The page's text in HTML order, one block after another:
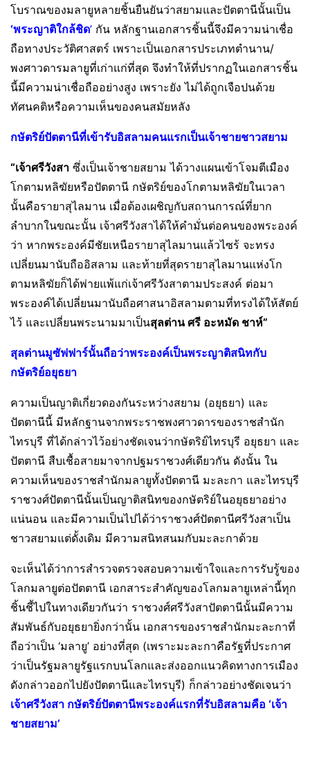
โบราณของมลายูหลายชิ้นยืนยันว่าสยามและปัตตานีนั้นเป็น
‘พระญาติใกล้ชิด’ กัน หลักฐานเอกสารชิ้นนี้จึงมีความน่าเชื่อ
ถือทางประวัติศาสตร์ เพราะเป็นเอกสารประเภทตำนาน/
พงศาวดารมลายูที่เก่าแก่ที่สุด จึงทำให้ที่ปรากฏในเอกสารชิ้น
นี้มีความน่าเชื่อถืออย่างสูง เพราะยัง ไม่ได้ถูกเจือปนด้วย
ทัศนคติหรือความเห็นของคนสมัยหลัง
กษัตริย์ปัตตานีที่เข้ารับอิสลามคนแรกเป็นเจ้าชายชาวสยาม
“เจ้าศรีวังสา ซึ่งเป็นเจ้าชายสยาม ได้วางแผนเข้าโจมตีเมือง
โกตามหลิฆัยหรือปัตตานี กษัตริย์ของโกตามหลิฆัยในเวลา
นั้นคือรายาสุไลมาน เมื่อต้องเผชิญกับสถานการณ์ที่ยาก
ลำบากในขณะนั้น เจ้าศรีวังสาได้ให้คำมั่นต่อคนของพระองค์
ว่า หากพระองค์มีชัยเหนือรายาสุไลมานแล้วไซร้ จะทรง
เปลี่ยนมานับถืออิสลาม และท้ายที่สุดรายาสุไลมานแห่งโก
ตามหลิฆัยก็ได้พ่ายแพ้แก่เจ้าศรีวังสาตามประสงค์ ต่อมา
พระองค์ได้เปลี่ยนมานับถือศาสนาอิสลามตามที่ทรงได้ให้สัตย์
ไว้ และเปลี่ยนพระนามมาเป็นสุลต่าน ศรี อะหมัด ชาห์”
สุลต่านมูซัฟฟาร์นั้นถือว่าพระองค์เป็นพระญาติสนิทกับ
กษัตริย์อยุธยา
ความเป็นญาติเกี่ยวดองกันระหว่างสยาม (อยุธยา) และ
ปัตตานีนี้ มีหลักฐานจากพระราชพงศาวดารของราชสำนัก
ไทรบุรี ที่ได้กล่าวไว้อย่างชัดเจนว่ากษัตริย์ไทรบุรี อยุธยา และ
ปัตตานี สืบเชื้อสายมาจากปฐมราชวงศ์เดียวกัน ดังนั้น ใน
ความเห็นของราชสำนักมลายูทั้งปัตตานี มะละกา และไทรบุรี
ราชวงศ์ปัตตานีนั้นเป็นญาติสนิทของกษัตริย์ในอยุธยาอย่าง
แน่นอน และมีความเป็นไปได้ว่าราชวงศ์ปัตตานีศรีวังสาเป็น
ชาวสยามแต่ดั้งเดิม มีความสนิทสนมกับมะละกาด้วย
จะเห็นได้ว่าการสำรวจตรวจสอบความเข้าใจและการรับรู้ของ
โลกมลายูต่อปัตตานี เอกสาระสำคัญของโลกมลายูเหล่านี้ทุก
ชิ้นชี้ไปในทางเดียวกันว่า ราชวงศ์ศรีวังสาปัตตานีนั้นมีความ
สัมพันธ์กับอยุธยายิ่งกว่านั้น เอกสารของราชสำนักมะละกาที่
ถือว่าเป็น ‘มลายู’ อย่างที่สุด (เพราะมะละกาคือรัฐที่ประกาศ
ว่าเป็นรัฐมลายูรัฐแรกบนโลกและส่งออกแนวคิดทางการเมือง
ดังกล่าวออกไปยังปัตตานีและไทรบุรี) ก็กล่าวอย่างชัดเจนว่า
เจ้าศรีวังสา กษัตริย์ปัตตานีพระองค์แรกที่รับอิสลามคือ ‘เจ้า
ชายสยาม’